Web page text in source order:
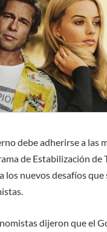
debe adherirse a las
de Estabilización de
los nuevos desafíos
dijeron que el